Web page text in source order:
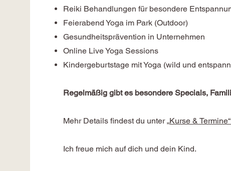
Reiki Behandlungen für besondere
Feierabend Yoga im Park (Outdoor)
Gesundheitsprävention in Unternehmen
Online Live Yoga Sessions
Kindergeburtstage mit Yoga (wild und
Regelmäßig gibt es besondere Specials,
Mehr Details findest du unter „Kurse &
Ich freue mich auf dich und dein Kind.